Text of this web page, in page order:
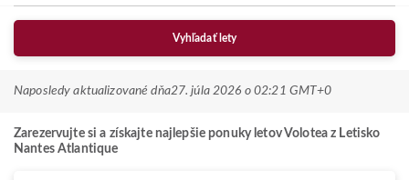
Vyhľadať lety
Naposledy aktualizované dňa27. júla 2026 o 02:21 GMT+0
Zarezervujte si a získajte najlepšie ponuky letov Volotea z Letisko
Nantes Atlantique